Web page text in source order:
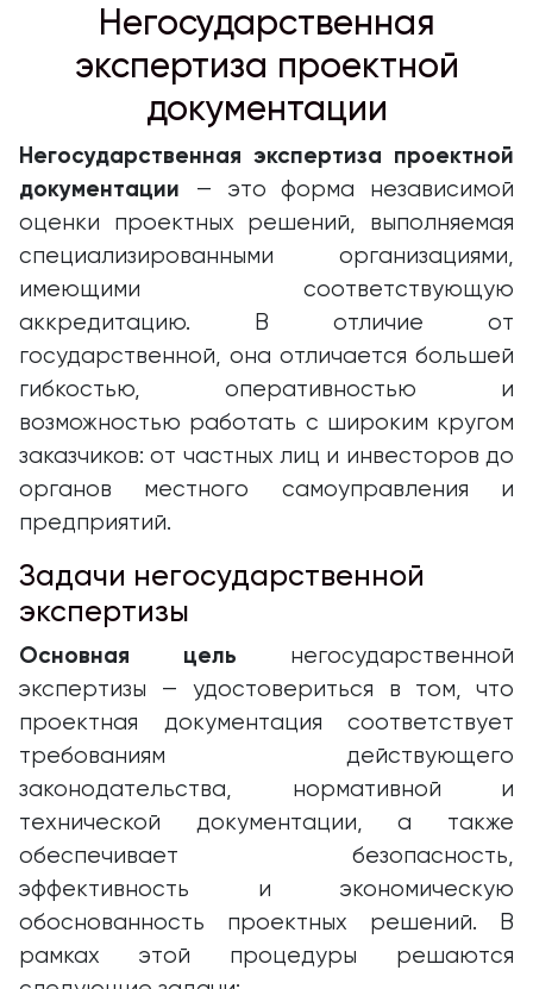
Негосударственная
экспертиза проектной
документации
Негосударственная экспертиза проектной
документации — это форма независимой
оценки проектных решений, выполняемая
специализированными организациями,
имеющими соответствующую
аккредитацию. В отличие от
государственной, она отличается большей
гибкостью, оперативностью и
возможностью работать с широким кругом
заказчиков: от частных лиц и инвесторов до
органов местного самоуправления и
предприятий.
Задачи негосударственной
экспертизы
Основная цель негосударственной
экспертизы — удостовериться в том, что
проектная документация соответствует
требованиям действующего
законодательства, нормативной и
технической документации, а также
обеспечивает безопасность,
эффективность и экономическую
обоснованность проектных решений. В
рамках этой процедуры решаются